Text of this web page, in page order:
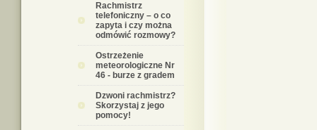
Rachmistrz
telefoniczny – o co
zapyta i czy można
odmówić rozmowy?
Ostrzeżenie
meteorologiczne Nr
46 - burze z gradem
Dzwoni rachmistrz?
Skorzystaj z jego
pomocy!